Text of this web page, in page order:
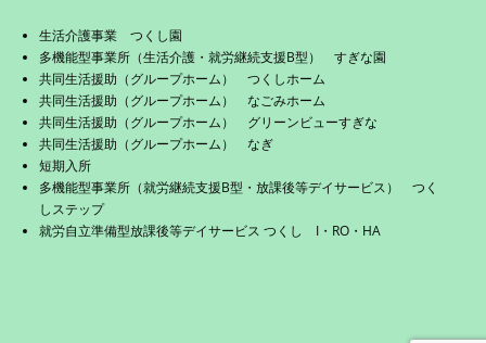
生活介護事業 つくし園
多機能型事業所（生活介護・就労継続支援B型） すぎな園
共同生活援助（グループホーム） つくしホーム
共同生活援助（グループホーム） なごみホーム
共同生活援助（グループホーム） グリーンビューすぎな
共同生活援助（グループホーム） なぎ
短期入所
多機能型事業所（就労継続支援B型・放課後等デイサービス） つく
しステップ
就労自立準備型放課後等デイサービス つくし I・RO・HA